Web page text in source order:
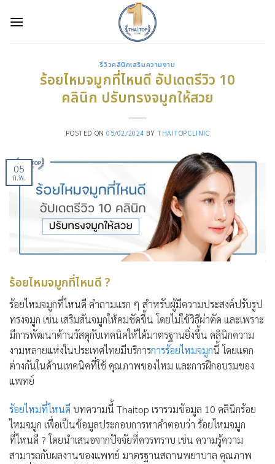
รีวิวคลินิกเสริมความงาม
ร้อยไหมจมูกที่ไหนดี อัปเดตรีวิว 10
คลินิก ปรับทรงจมูกให้สวย
POSTED ON05/02/2024 BYTHAITOPCLINIC
05
ก.พ.
ร้อยไหมจมูกที่ไหนดี ?
ร้อยไหมจมูกที่ไหนดี คำถามแรก ๆ สำหรับผู้มีความประสงค์ปรับรูป
ทรงจมูก เช่น เสริมสันจมูกให้คมชัดขึ้น โดยไม่ใช้วิธีผ่าตัด และเพราะ
มีการพัฒนาด้านวัสดุกับเทคนิคให้ได้มาตรฐานยิ่งขึ้น คลินิกความ
งามหลายแห่งในประเทศไทยมีบริการการร้อยไหมจมูกนี้ โดยแตก
ต่างกันในด้านเทคนิคที่ใช้ คุณภาพของไหม และการฝึกอบรมของ
แพทย์
ร้อยไหมที่ไหนดี บทความนี้ Thaitop เรารวมข้อมูล 10 คลินิกร้อย
ไหมจมูก เพื่อเป็นข้อมูลประกอบการหาคำตอบว่า ร้อยไหมจมูก
ที่ไหนดี ? โดยนำเสนอจากปัจจัยที่ควรทราบ เช่น ความรู้ความ
สามารถกับผลงานของแพทย์ มาตรฐานสถานพยาบาล คุณภาพ